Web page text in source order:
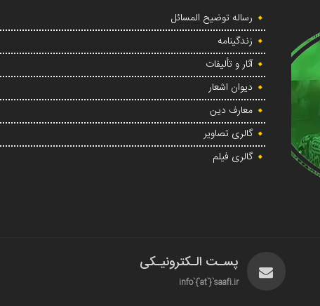
رساله توضیح المسائل
زندگینامه
آثار و تألیفات
دیوان اشعار
معارف دین
گالری تصاویر
گالری فیلم
پسـت الـکترونیـکی
info`{`at`}`saafi.ir